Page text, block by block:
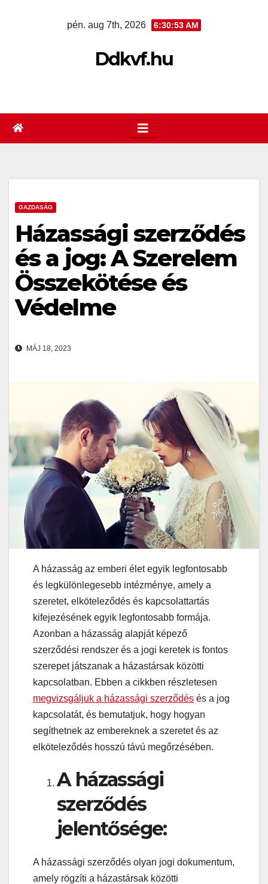
pén. aug 7th, 2026 6:30:53 AM
Ddkvf.hu
GAZDASÁG
Házassági szerződés
és a jog: A Szerelem
Összekötése és
Védelme
MÁJ 18, 2023
A házasság az emberi élet egyik legfontosabb
és legkülönlegesebb intézménye, amely a
szeretet, elköteleződés és kapcsolattartás
kifejezésének egyik legfontosabb formája.
Azonban a házasság alapját képező
szerződési rendszer és a jogi keretek is fontos
szerepet játszanak a házastársak közötti
kapcsolatban. Ebben a cikkben részletesen
megvizsgáljuk a házassági szerződés és a jog
kapcsolatát, és bemutatjuk, hogy hogyan
segíthetnek az embereknek a szeretet és az
elköteleződés hosszú távú megőrzésében.
A házassági
szerződés
jelentősége:
A házassági szerződés olyan jogi dokumentum,
amely rögzíti a házastársak közötti